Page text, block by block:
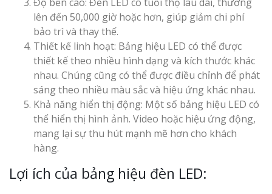
lên đến 50,000 giờ hoặc hơn, giúp giảm chi phí
bảo trì và thay thế.
Thiết kế linh hoạt: Bảng hiệu LED có thể được
thiết kế theo nhiều hình dạng và kích thước khác
nhau. Chúng cũng có thể được điều chỉnh để phát
sáng theo nhiều màu sắc và hiệu ứng khác nhau.
Khả năng hiển thị động: Một số bảng hiệu LED có
thể hiển thị hình ảnh. Video hoặc hiệu ứng động,
mang lại sự thu hút mạnh mẽ hơn cho khách
hàng.
Lợi ích của bảng hiệu đèn LED: